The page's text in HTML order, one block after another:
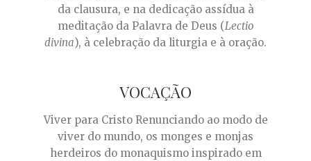
da clausura, e na dedicação assídua à
meditação da Palavra de Deus (Lectio
divina), à celebração da liturgia e à oração.
VOCAÇÃO
Viver para Cristo Renunciando ao modo de
viver do mundo, os monges e monjas
herdeiros do monaquismo inspirado em